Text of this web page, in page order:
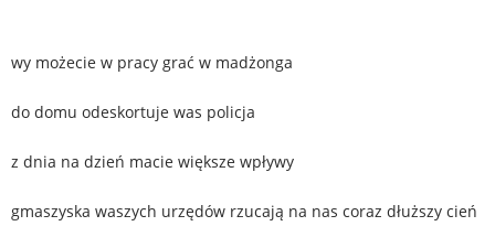
wy możecie w pracy grać w madżonga
do domu odeskortuje was policja
z dnia na dzień macie większe wpływy
gmaszyska waszych urzędów rzucają na nas coraz dłuższy cień